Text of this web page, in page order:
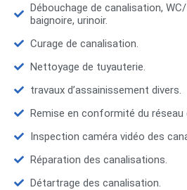
Débouchage de canalisation,
baignoire, urinoir.
Curage de canalisation.
Nettoyage de tuyauterie.
travaux d’assainissement divers.
Remise en conformité du réseau
Inspection caméra vidéo des
Réparation des canalisations.
Détartrage des canalisation.